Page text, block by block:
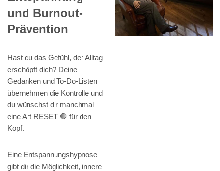
und Burnout-
Prävention
Hast du das Gefühl, der Alltag
erschöpft dich? Deine
Gedanken und To-Do-Listen
übernehmen die Kontrolle und
du wünschst dir manchmal
eine Art RESET 🛑 für den
Kopf.
Eine Entspannungshypnose
gibt dir die Möglichkeit, innere